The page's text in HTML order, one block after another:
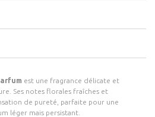
est une fragrance délicate et
Ses notes florales fraîches et
de pureté, parfaite pour une
léger mais persistant.